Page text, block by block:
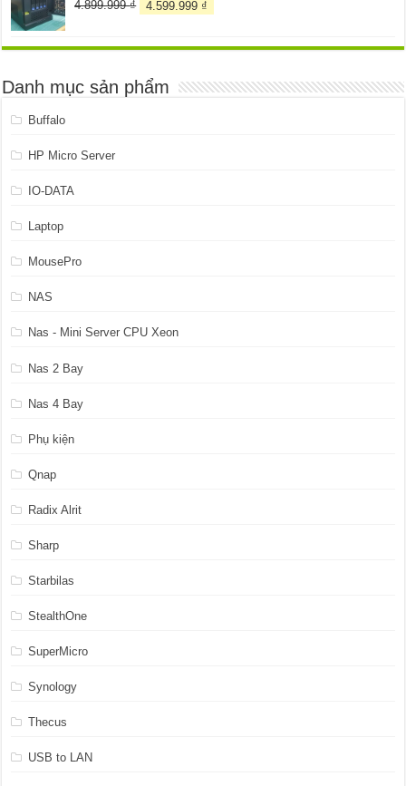
4.899.999₫
Giá
4.899.999 ₫.
4.599.999 ₫
là:
Danh mục sản phẩm
Buffalo
HP Micro Server
IO-DATA
Laptop
MousePro
NAS
Nas - Mini Server CPU Xeon
Nas 2 Bay
Nas 4 Bay
Phụ kiện
Qnap
Radix Alrit
Sharp
Starbilas
StealthOne
SuperMicro
Synology
Thecus
USB to LAN